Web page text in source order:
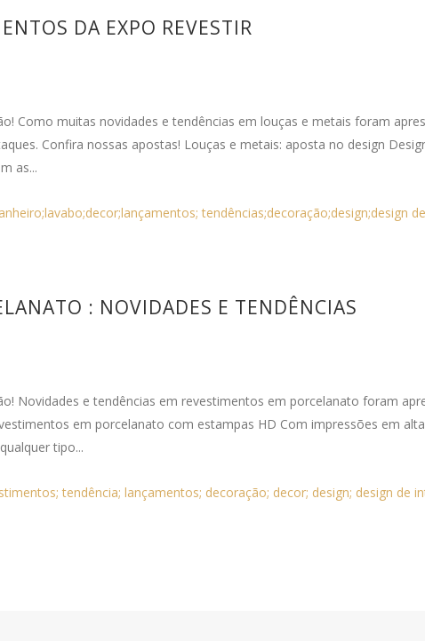
DA EXPO REVESTIR
Como muitas novidades e tendências em louças e metais foram
Confira nossas apostas! Louças e metais: aposta no design
as...
tendências;decoração;design;design
: NOVIDADES E TENDÊNCIAS
Novidades e tendências em revestimentos em porcelanato foram
em porcelanato com estampas HD Com impressões em
tipo...
tendência; lançamentos; decoração; decor; design; design de